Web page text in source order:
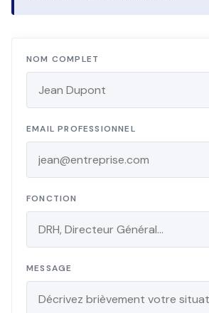
NOM COMPLET
EMAIL PROFESSIONNEL
FONCTION
MESSAGE